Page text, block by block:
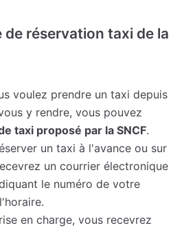
de réservation taxi de la
voulez prendre un taxi depuis
y rendre, vous pouvez
taxi proposé par la SNCF.
un taxi à l'avance ou sur
un courrier électronique
le numéro de votre
en charge, vous recevrez